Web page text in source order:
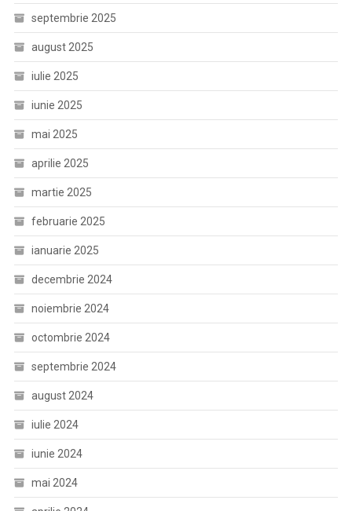
septembrie 2025
august 2025
iulie 2025
iunie 2025
mai 2025
aprilie 2025
martie 2025
februarie 2025
ianuarie 2025
decembrie 2024
noiembrie 2024
octombrie 2024
septembrie 2024
august 2024
iulie 2024
iunie 2024
mai 2024